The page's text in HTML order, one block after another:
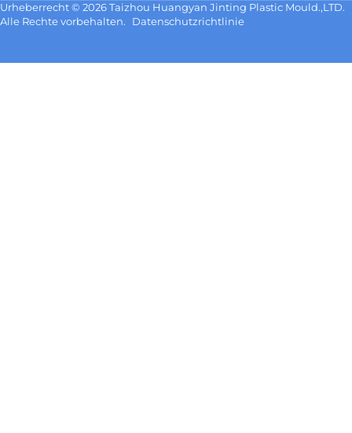
Urheberrecht © 2026 Taizhou Huangyan Jinting Plastic Mould.,LTD.
Alle Rechte vorbehalten.
Datenschutzrichtlinie